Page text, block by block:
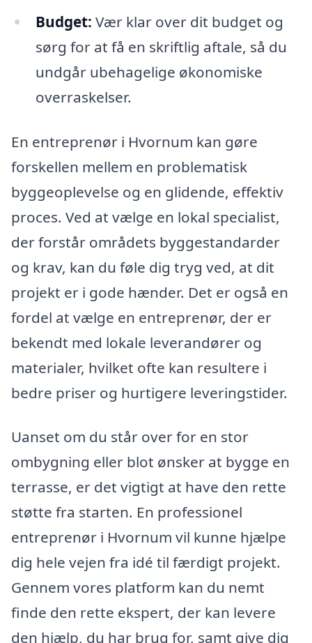
Budget: Vær klar over dit budget og
sørg for at få en skriftlig aftale, så du
undgår ubehagelige økonomiske
overraskelser.
En entreprenør i Hvornum kan gøre
forskellen mellem en problematisk
byggeoplevelse og en glidende, effektiv
proces. Ved at vælge en lokal specialist,
der forstår områdets byggestandarder
og krav, kan du føle dig tryg ved, at dit
projekt er i gode hænder. Det er også en
fordel at vælge en entreprenør, der er
bekendt med lokale leverandører og
materialer, hvilket ofte kan resultere i
bedre priser og hurtigere leveringstider.
Uanset om du står over for en stor
ombygning eller blot ønsker at bygge en
terrasse, er det vigtigt at have den rette
støtte fra starten. En professionel
entreprenør i Hvornum vil kunne hjælpe
dig hele vejen fra idé til færdigt projekt.
Gennem vores platform kan du nemt
finde den rette ekspert, der kan levere
den hjælp, du har brug for, samt give dig